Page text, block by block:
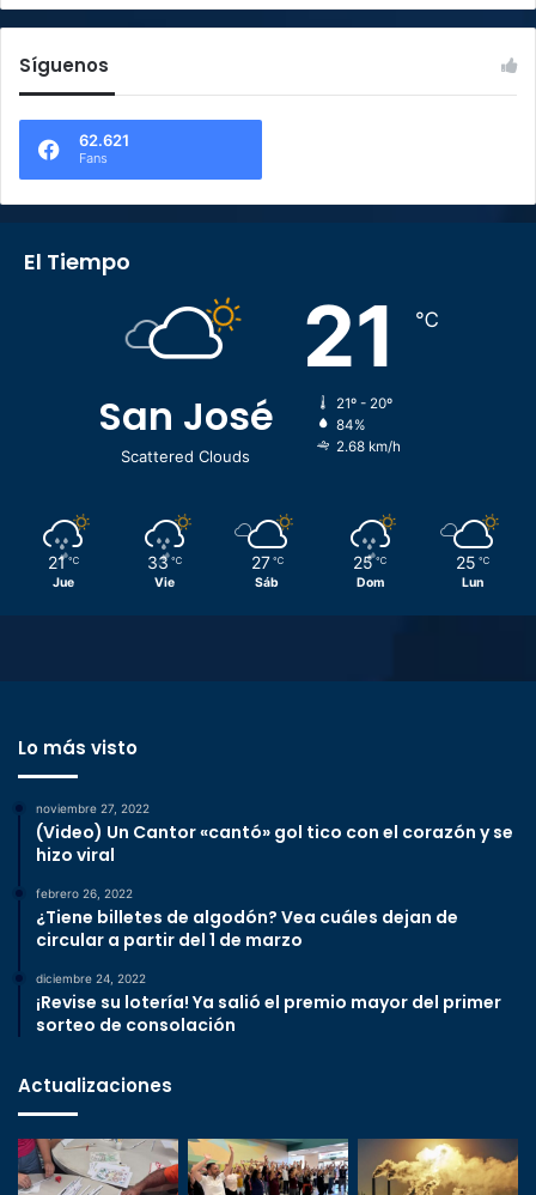
Síguenos
62.621
Fans
El Tiempo
San José
Scattered Clouds
21 ℃
21º - 20º
84%
2.68 km/h
21 ℃
Jue
33 ℃
Vie
27 ℃
Sáb
25 ℃
Dom
25 ℃
Lun
Lo más visto
noviembre 27, 2022
(Video) Un Cantor «cantó» gol tico con el corazón y se
hizo viral
febrero 26, 2022
¿Tiene billetes de algodón? Vea cuáles dejan de
circular a partir del 1 de marzo
diciembre 24, 2022
¡Revise su lotería! Ya salió el premio mayor del primer
sorteo de consolación
Actualizaciones